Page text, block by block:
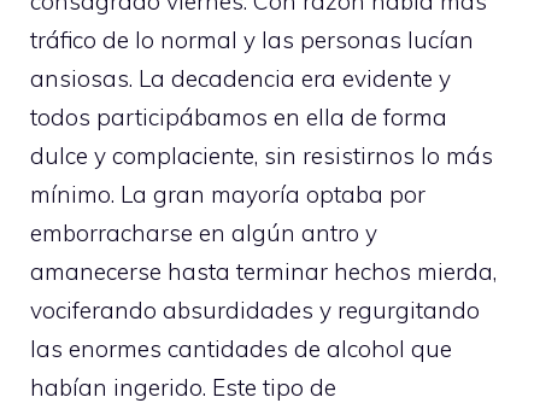
tráfico de lo normal y las personas lucían
ansiosas. La decadencia era evidente y
todos participábamos en ella de forma
dulce y complaciente, sin resistirnos lo más
mínimo. La gran mayoría optaba por
emborracharse en algún antro y
amanecerse hasta terminar hechos mierda,
vociferando absurdidades y regurgitando
las enormes cantidades de alcohol que
habían ingerido. Este tipo de